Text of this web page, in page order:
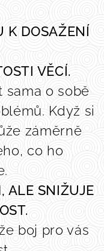
K DOSAŽENÍ
VĚCÍ.
sama o sobě
Když si
záměrně
co ho
ALE SNIŽUJE
boj pro vás